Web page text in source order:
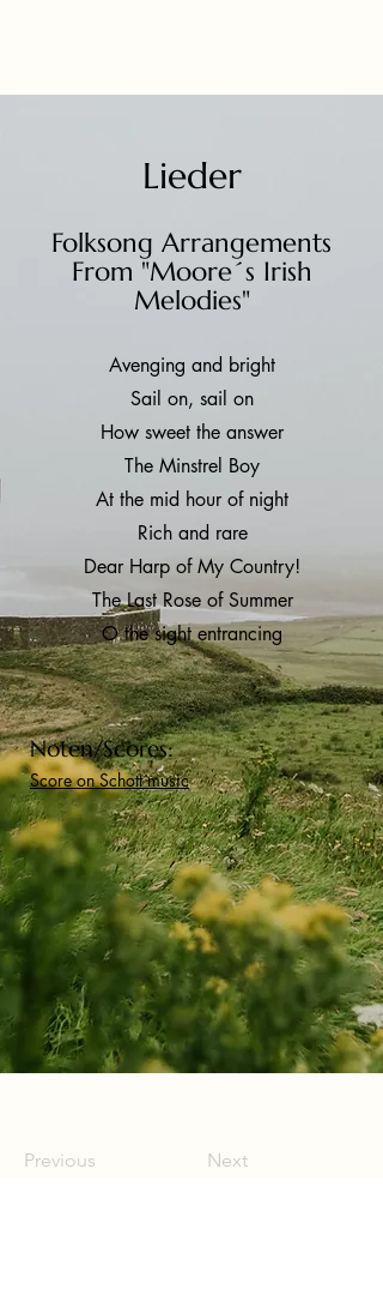
Lieder
Folksong Arrangements
From "Moore´s Irish
Melodies"
Avenging and bright
Sail on, sail on
How sweet the answer
The Minstrel Boy
At the mid hour of night
Rich and rare
Dear Harp of My Country!
The Last Rose of Summer
O the sight entrancing
Noten/Scores:
Score on Schott music
Previous Next